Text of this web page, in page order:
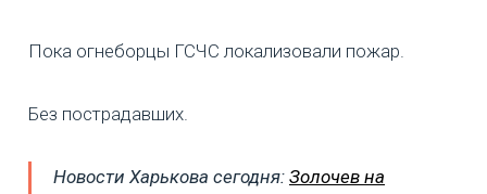
Пока огнеборцы ГСЧС локализовали пожар.
Без пострадавших.
Новости Харькова сегодня: Золочев на